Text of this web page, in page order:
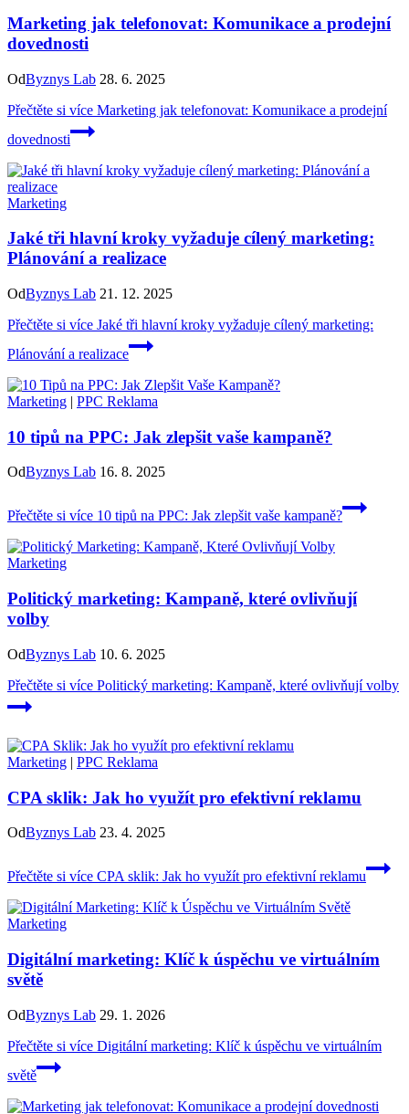
Marketing jak telefonovat: Komunikace a prodejní
dovednosti
OdByznys Lab 28. 6. 2025
Přečtěte si více Marketing jak telefonovat: Komunikace a prodejní
dovednosti
Marketing
Jaké tři hlavní kroky vyžaduje cílený marketing:
Plánování a realizace
OdByznys Lab 21. 12. 2025
Přečtěte si více Jaké tři hlavní kroky vyžaduje cílený marketing:
Plánování a realizace
Marketing | PPC Reklama
10 tipů na PPC: Jak zlepšit vaše kampaně?
OdByznys Lab 16. 8. 2025
Přečtěte si více 10 tipů na PPC: Jak zlepšit vaše kampaně?
Marketing
Politický marketing: Kampaně, které ovlivňují
volby
OdByznys Lab 10. 6. 2025
Přečtěte si více Politický marketing: Kampaně, které ovlivňují volby
Marketing | PPC Reklama
CPA sklik: Jak ho využít pro efektivní reklamu
OdByznys Lab 23. 4. 2025
Přečtěte si více CPA sklik: Jak ho využít pro efektivní reklamu
Marketing
Digitální marketing: Klíč k úspěchu ve virtuálním
světě
OdByznys Lab 29. 1. 2026
Přečtěte si více Digitální marketing: Klíč k úspěchu ve virtuálním
světě